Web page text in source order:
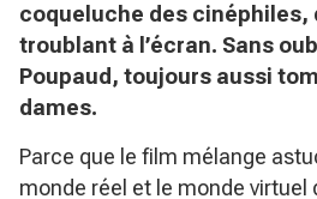
coqueluche des cinéphiles,
troublant à l’écran. Sans
Poupaud, toujours aussi
dames.
Parce que le film mélange
monde réel et le monde virtuel